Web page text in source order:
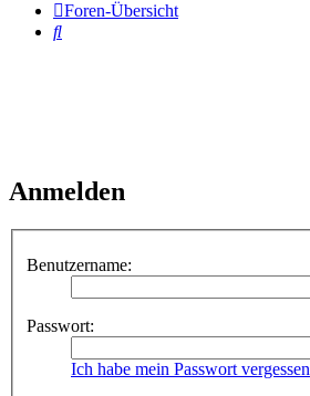
Foren-Übersicht
Suche
Anmelden
Benutzername:
Passwort:
Ich habe mein Passwort vergessen